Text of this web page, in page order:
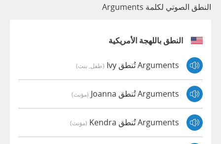
النطق الصوتي لكلمة Arguments
النطق باللهجة الأمريكية
Arguments تُنطق Ivy (طفل, بنت)
Arguments تُنطق Joanna (مؤنث)
Arguments تُنطق Kendra (مؤنث)